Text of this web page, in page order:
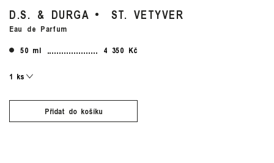
D.S. & DURGA ST. VETYVER
Eau de Parfum
50 ml
4 350 Kč
Přidat do košíku